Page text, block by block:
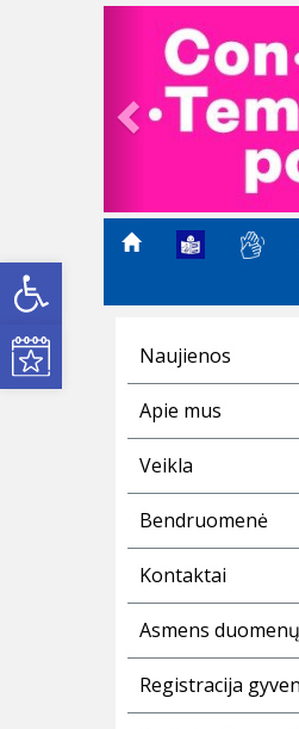
Open toolbar
Kultūros renginiai
Previous
Naujienos
Apie mus
Veikla
Bendruomenė
Kontaktai
Asmens
Registracija